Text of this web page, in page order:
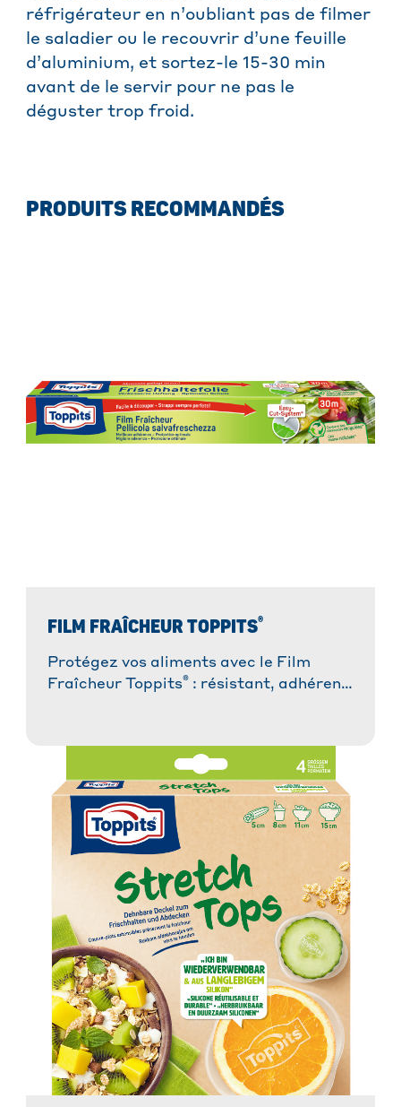
réfrigérateur en n’oubliant pas de filmer
le saladier ou le recouvrir d’une feuille
d’aluminium, et sortez-le 15-30 min
avant de le servir pour ne pas le
déguster trop froid.
PRODUITS RECOMMANDÉS
FILM FRAÎCHEUR TOPPITS®
Protégez vos aliments avec le Film
Fraîcheur Toppits® : résistant, adhérent